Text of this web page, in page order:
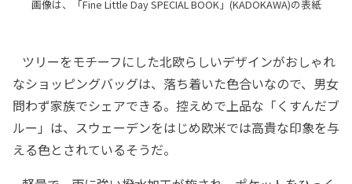
画像は、「Fine Little Day SPECIAL BOOK」(KADOKAWA)の表紙
ツリーをモチーフにした北欧らしいデザインがおしゃれ
なショッピングバッグは、落ち着いた色合いなので、男女
問わず家族でシェアできる。控えめで上品な「くすんだブ
ルー」は、スウェーデンをはじめ欧米では高貴な印象を与
える色とされているそうだ。